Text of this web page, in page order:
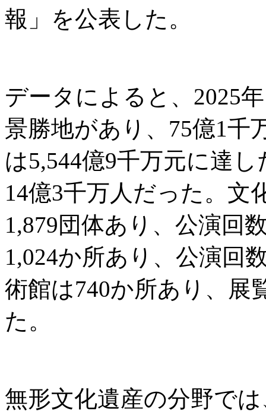
報」を公表した。
データによると、2025
景勝地があり、75億1千
は5,544億9千万元に達
14億3千万人だった。文
1,879団体あり、公演回
1,024か所あり、公演回
術館は740か所あり、展
た。
無形文化遺産の分野で